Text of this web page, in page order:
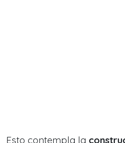
Esto contempla la